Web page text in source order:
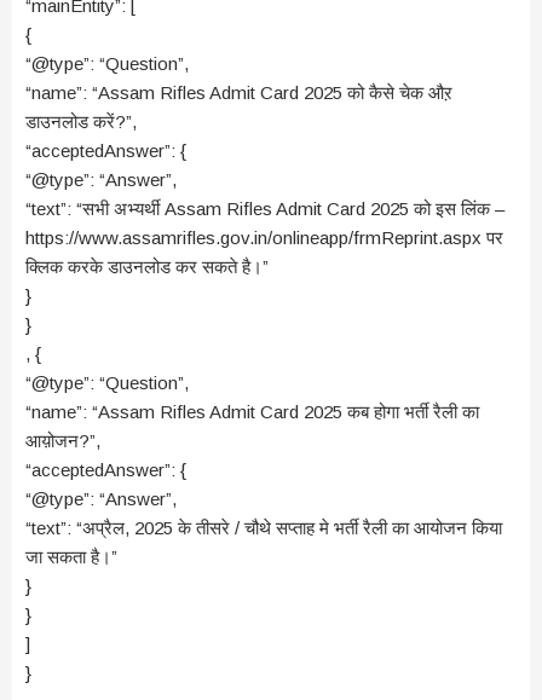
“mainEntity”: [
{
“@type”: “Question”,
“name”: “Assam Rifles Admit Card 2025 को कैसे चेक औऱ
डाउनलोड करें?”,
“acceptedAnswer”: {
“@type”: “Answer”,
“text”: “सभी अभ्यर्थी Assam Rifles Admit Card 2025 को इस लिंक –
https://www.assamrifles.gov.in/onlineapp/frmReprint.aspx पर
क्लिक करके डाउनलोड कर सकते है।”
}
}
, {
“@type”: “Question”,
“name”: “Assam Rifles Admit Card 2025 कब होगा भर्ती रैली का
आय़ोजन?”,
“acceptedAnswer”: {
“@type”: “Answer”,
“text”: “अप्रैल, 2025 के तीसरे / चौथे सप्ताह मे भर्ती रैली का आयोजन किया
जा सकता है।”
}
}
]
}